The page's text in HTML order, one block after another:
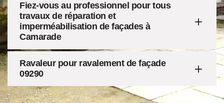
Fiez-vous au professionnel pour tous
travaux de réparation et
imperméabilisation de façades à
Camarade
Ravaleur pour ravalement de façade
09290